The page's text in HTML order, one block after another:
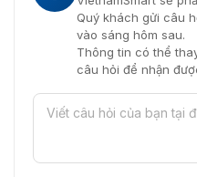
Quý khách gửi câu
vào sáng hôm sau.
Thông tin có thể
câu hỏi để nhận